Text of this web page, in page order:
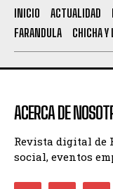
INICIO ACTUALIDAD
FARANDULA
CHICHA
ACERCA DE
Revista digital de
social, eventos